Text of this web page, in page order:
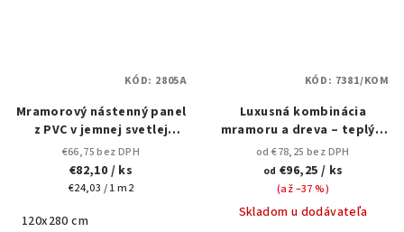
Mramorový nástenný panel
z PVC v jemnej svetlej
krémovej farbe s oblačnou
textúrou,2805A- 120x280 cm
€66,75 bez DPH
€82,10 / ks
Jednotková
€24,03 / 1 m2
120x280 cm
KÓD: 2805A
Luxusná kombinácia
mramoru a dreva – teplý a
harmonický dizajn pre
moderné priestory
od €78,25 bez DPH
od €96,25 / ks
(až –37 %)
Skladom u dodávateľa
KÓD: 7381/KOM